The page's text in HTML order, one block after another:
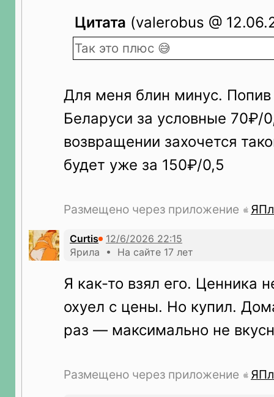
Цитата (valerobus @
Так это плюс 😅
Для меня блин минус. Попив
Беларуси за условные 70₽/
возвращении захочется
будет уже за 150₽/0,5
Размещено через приложение
Curtis
Ярила • На сайте 17 лет
Я как-то взял его. Ценника
охуел с цены. Но купил.
раз — максимально не
Размещено через приложение